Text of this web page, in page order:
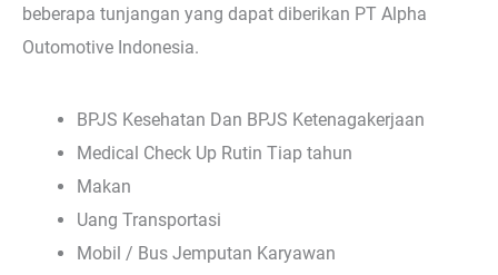
beberapa tunjangan yang dapat diberikan PT Alpha
Outomotive Indonesia.
BPJS Kesehatan Dan BPJS Ketenagakerjaan
Medical Check Up Rutin Tiap tahun
Makan
Uang Transportasi
Mobil / Bus Jemputan Karyawan